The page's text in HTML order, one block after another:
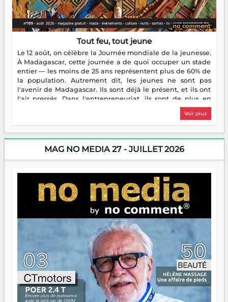
Tout feu, tout jeune
Le 12 août, on célèbre la Journée mondiale de la jeunesse.
À Madagascar, cette journée a de quoi occuper un stade
entier — les moins de 25 ans représentent plus de 60% de
la population. Autrement dit, les jeunes ne sont pas
l'avenir de Madagascar. Ils sont déjà le présent, et ils ont
l'air pressés. Dans l'entrepreneuriat, ils sont de plus en
plus nombreux à se lancer, à créer, à risquer — souvent
sans filet, souvent sans aide, mais toujours avec cette
dorment vraiment la nuit. En culture, les nouvelles sont
encore meilleures. Aina Rasamoelina vient de décrocher le
Prix RFI Instrumental Afrique. Miangaly Elia rafle le Prix
jeunes qui tiennent la torche. Alors oui, on pourrait
s'arrêter là, applaudir et rentrer chez soi satisfait. Mais ce
serait passer à côté d'une chose essentielle. La fougue, ça
brûle fort — et parfois, ça brûle vite. Une flamme sans
direction peut éclairer autant qu'elle peut consumer. C'est
là que les aînés entrent en scène — pas pour reprendre le
gouvernail, mais pour montrer où sont les récifs. Les jeunes
ont la force, les vieux ont l'expérience, comme on dit. Ce
n'est pas un combat de générations — c'est une question
d'équipage. Partagez vos réussites, mais aussi vos échecs.
Surtout vos échecs, d'ailleurs — ils enseignent mieux que
n'importe quel manuel. À Madagascar, la barque avance.
Il faut juste s'assurer que tout le monde rame dans le
même sens.
Voir plus
MAG NO MEDIA 27 - JUILLET 2026